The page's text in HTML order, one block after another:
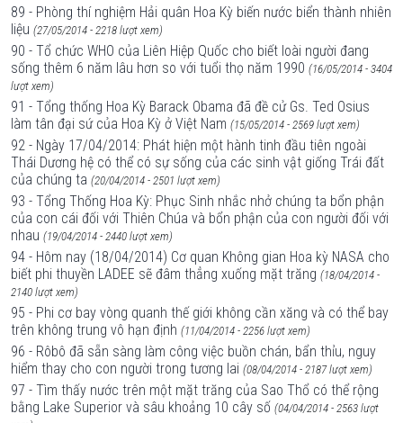
89 - Phòng thí nghiệm Hải quân Hoa Kỳ biến nước biển thành nhiên
liệu (27/05/2014 - 2218 lượt xem)
90 - Tổ chức WHO của Liên Hiệp Quốc cho biết loài người đang
sống thêm 6 năm lâu hơn so với tuổi thọ năm 1990 (16/05/2014 - 3404
lượt xem)
91 - Tổng thống Hoa Kỳ Barack Obama đã đề cử Gs. Ted Osius
làm tân đại sứ của Hoa Kỳ ở Việt Nam (15/05/2014 - 2569 lượt xem)
92 - Ngày 17/04/2014: Phát hiện một hành tinh đầu tiên ngoài
Thái Dương hệ có thể có sự sống của các sinh vật giống Trái đất
của chúng ta (20/04/2014 - 2501 lượt xem)
93 - Tổng Thống Hoa Kỳ: Phục Sinh nhắc nhở chúng ta bổn phận
của con cái đối với Thiên Chúa và bổn phận của con người đối với
nhau (19/04/2014 - 2440 lượt xem)
94 - Hôm nay (18/04/2014) Cơ quan Không gian Hoa kỳ NASA cho
biết phi thuyền LADEE sẽ đâm thẳng xuống mặt trăng (18/04/2014 -
2140 lượt xem)
95 - Phi cơ bay vòng quanh thế giới không cần xăng và có thể bay
trên không trung vô hạn định (11/04/2014 - 2256 lượt xem)
96 - Rôbô đã sẵn sàng làm công việc buồn chán, bẩn thỉu, nguy
hiểm thay cho con người trong tương lai (08/04/2014 - 2187 lượt xem)
97 - Tìm thấy nước trên một mặt trăng của Sao Thổ có thể rộng
bằng Lake Superior và sâu khoảng 10 cây số (04/04/2014 - 2563 lượt